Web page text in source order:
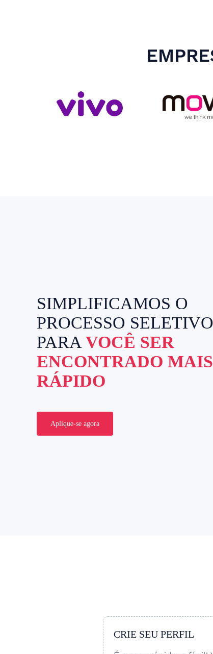
SIMPLIFICAMOS O
PROCESSO SELETIVO
PARA VOCÊ SER
ENCONTRADO MAIS
RÁPIDO
Aplique-se agora
CRIE SEU PERFIL